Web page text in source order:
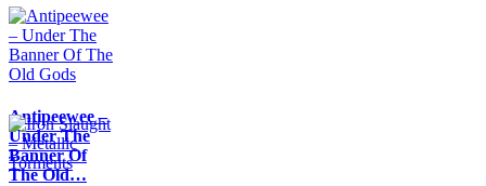
Antipeewee –
Under The
Banner Of
The Old…